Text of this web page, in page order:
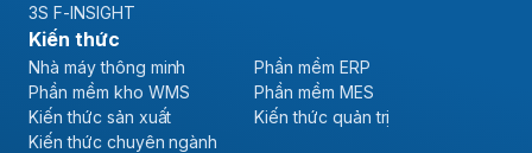
3S F-INSIGHT
Kiến thức
Nhà máy thông minh
Phần mềm ERP
Phần mềm kho WMS
Phần mềm MES
Kiến thức sản xuất
Kiến thức quản trị
Kiến thức chuyên ngành